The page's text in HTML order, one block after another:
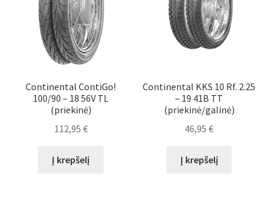
Continental ContiGo!
100/90 – 18 56V TL
(priekinė)
112,95 €
Į krepšelį
Continental KKS 10 Rf. 2.25
– 19 41B TT
(priekinė/galinė)
46,95€
Į krepšelį